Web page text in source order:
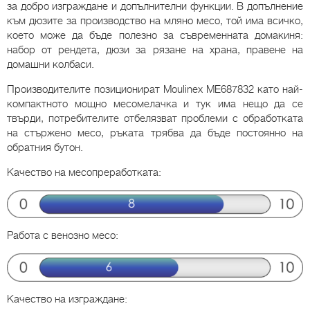
за добро изграждане и допълнителни функции. В допълнение
към дюзите за производство на мляно месо, той има всичко,
което може да бъде полезно за съвременната домакиня:
набор от рендета, дюзи за рязане на храна, правене на
домашни колбаси.
Производителите позиционират Moulinex ME687832 като най-
компактното мощно месомелачка и тук има нещо да се
твърди, потребителите отбелязват проблеми с обработката
на стържено месо, ръката трябва да бъде постоянно на
обратния бутон.
Качество на месопреработката:
Работа с венозно месо:
Качество на изграждане: